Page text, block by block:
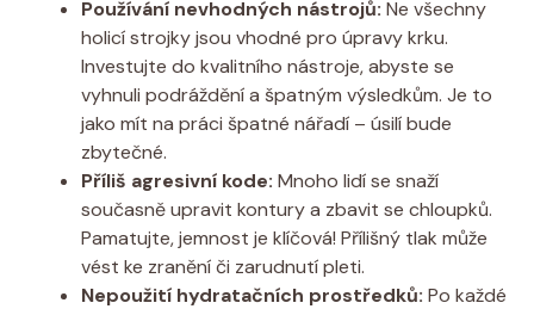
Používání nevhodných nástrojů: Ne všechny
holicí strojky jsou vhodné pro úpravy krku.
Investujte do kvalitního nástroje, abyste se
vyhnuli podráždění a špatným výsledkům. Je to
jako mít na práci špatné nářadí – úsilí bude
zbytečné.
Příliš agresivní kode: Mnoho lidí se snaží
současně upravit kontury a zbavit se chloupků.
Pamatujte, jemnost je klíčová! Přílišný tlak může
vést ke zranění či zarudnutí pleti.
Nepoužití hydratačních prostředků: Po každé